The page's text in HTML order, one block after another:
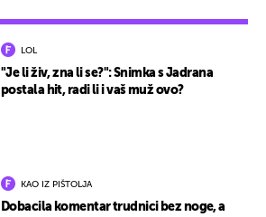
LOL
"Je li živ, zna li se?": Snimka s Jadrana
postala hit, radi li i vaš muž ovo?
KAO IZ PIŠTOLJA
Dobacila komentar trudnici bez noge, a